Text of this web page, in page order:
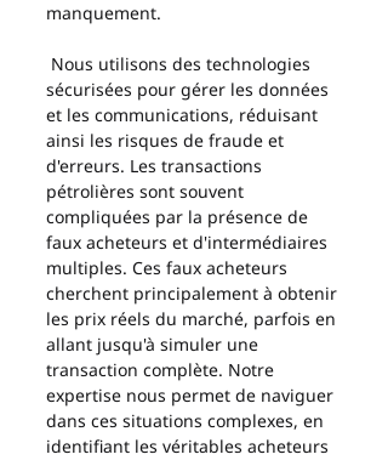
manquement.
sécurisées pour gérer les données
et les communications, réduisant
ainsi les risques de fraude et
d'erreurs. Les transactions
pétrolières sont souvent
compliquées par la présence de
faux acheteurs et d'intermédiaires
multiples. Ces faux acheteurs
cherchent principalement à obtenir
les prix réels du marché, parfois en
allant jusqu'à simuler une
transaction complète. Notre
expertise nous permet de naviguer
dans ces situations complexes, en
identifiant les véritables acheteurs